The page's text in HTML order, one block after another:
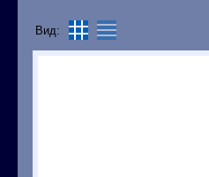
Вид: